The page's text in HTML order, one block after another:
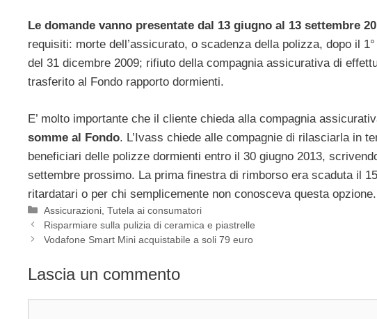
Le domande vanno presentate dal 13 giugno al 13 settembre
requisiti: morte dell’assicurato, o scadenza della polizza, dopo il
del 31 dicembre 2009; rifiuto della compagnia assicurativa di
trasferito al Fondo rapporto dormienti.
E’ molto importante che il cliente chieda alla compagnia
somme al Fondo. L’Ivass chiede alle compagnie di rilasciarla in
beneficiari delle polizze dormienti entro il 30 giugno 2013,
settembre prossimo. La prima finestra di rimborso era scaduta il
ritardatari o per chi semplicemente non conosceva questa opzione.
Categorie
Assicurazioni ,Tutela ai consumatori
Risparmiare sulla pulizia di ceramica e piastrelle
Vodafone Smart Mini acquistabile a soli 79 euro
Lascia un commento